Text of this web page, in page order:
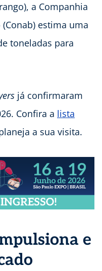
a Companhia
estima uma
toneladas para
já confirmaram
Confira a lista
a sua visita.
e